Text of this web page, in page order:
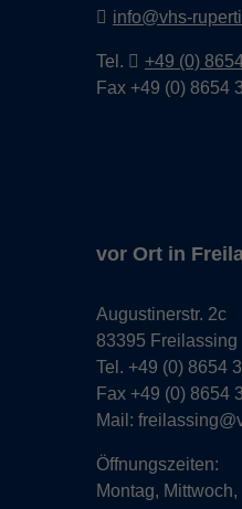
info@vhs-
Tel.
+49 (0)
Fax +49 (0) 8654
vor Ort in
Augustinerstr. 2c
83395 Freilassing
Tel. +49 (0) 8654
Fax +49 (0) 8654
Mail:
Öffnungszeiten:
Montag,